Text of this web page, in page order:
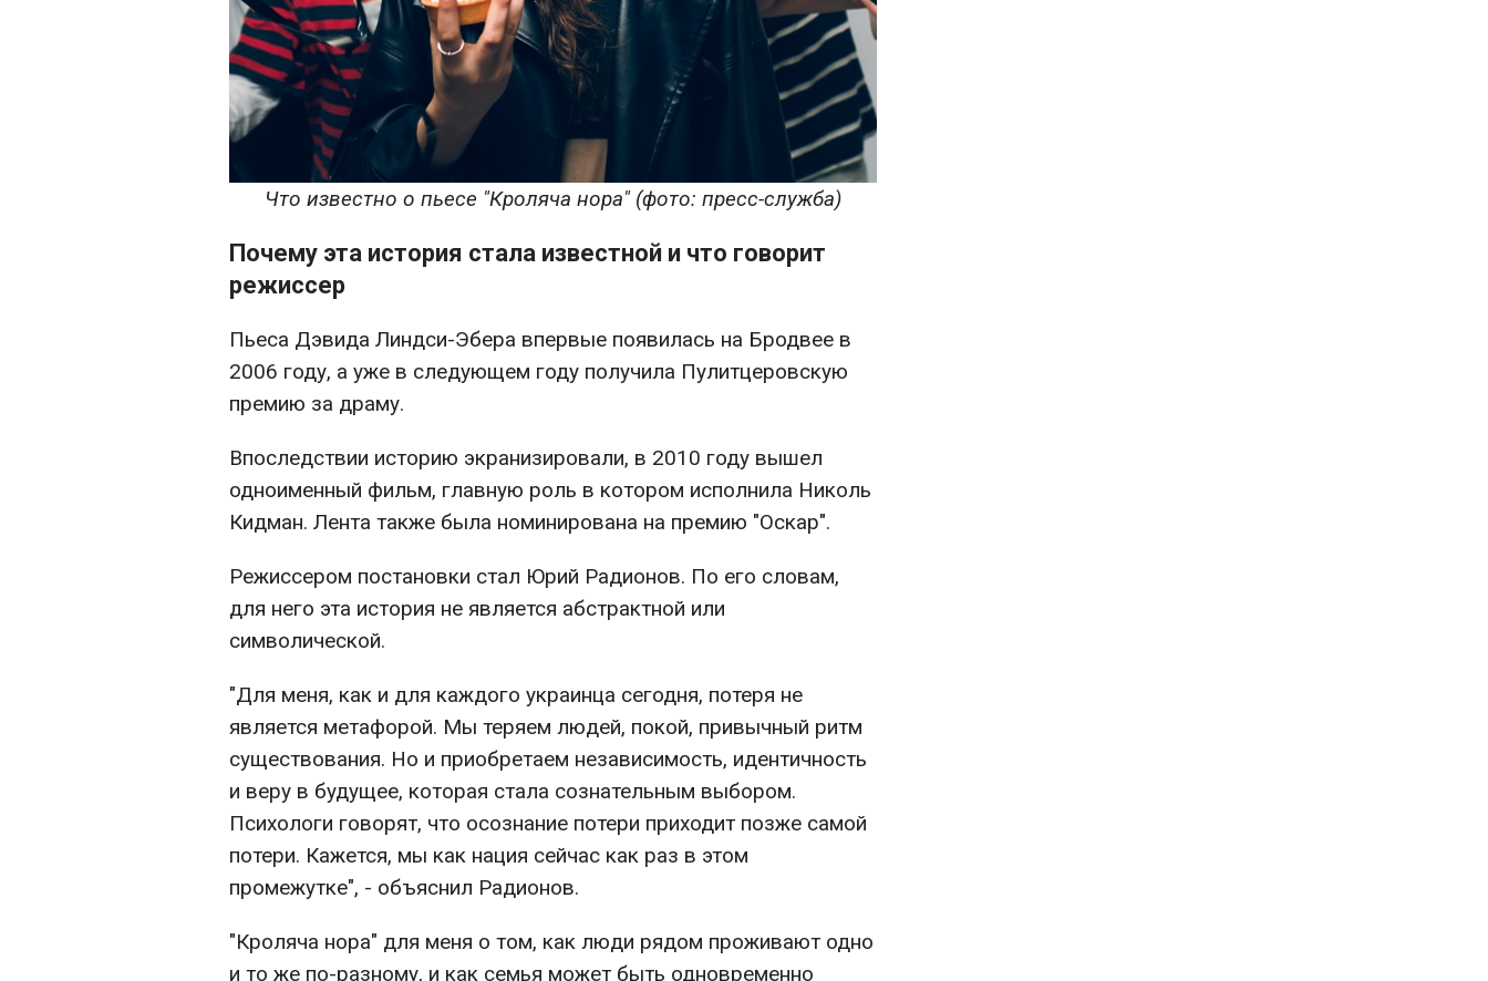
Что известно о пьесе "Кроляча нора" (фото: пресс-служба)
Почему эта история стала известной и что говорит
режиссер
Пьеса Дэвида Линдси-Эбера впервые появилась на Бродвее в
2006 году, а уже в следующем году получила Пулитцеровскую
премию за драму.
Впоследствии историю экранизировали, в 2010 году вышел
одноименный фильм, главную роль в котором исполнила Николь
Кидман. Лента также была номинирована на премию "Оскар".
Режиссером постановки стал Юрий Радионов. По его словам,
для него эта история не является абстрактной или
символической.
"Для меня, как и для каждого украинца сегодня, потеря не
является метафорой. Мы теряем людей, покой, привычный ритм
существования. Но и приобретаем независимость, идентичность
и веру в будущее, которая стала сознательным выбором.
Психологи говорят, что осознание потери приходит позже самой
потери. Кажется, мы как нация сейчас как раз в этом
промежутке", - объяснил Радионов.
"Кроляча нора" для меня о том, как люди рядом проживают одно
и то же по-разному, и как семья может быть одновременно